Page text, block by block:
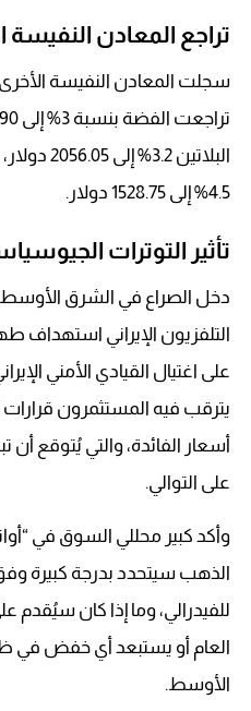
تراجع المعادن النفيسة
سجلت المعادن النفيسة
البلاتين
4.5% إلى 1528.75 دولار.
تأثير التوترات
دخل الصراع في الشرق الأوسط
التلفزيون الإيراني استهداف
على اغتيال القيادي الأمني
يترقب فيه المستثمرون قرارات
أسعار الفائدة، والتي يُتوقع أن
على التوالي.
وأكد كبير محللي السوق في
الذهب سيتحدد بدرجة كبيرة
للفيدرالي، وما إذا كان
العام أو يستبعد أي خفض في
الأوسط.